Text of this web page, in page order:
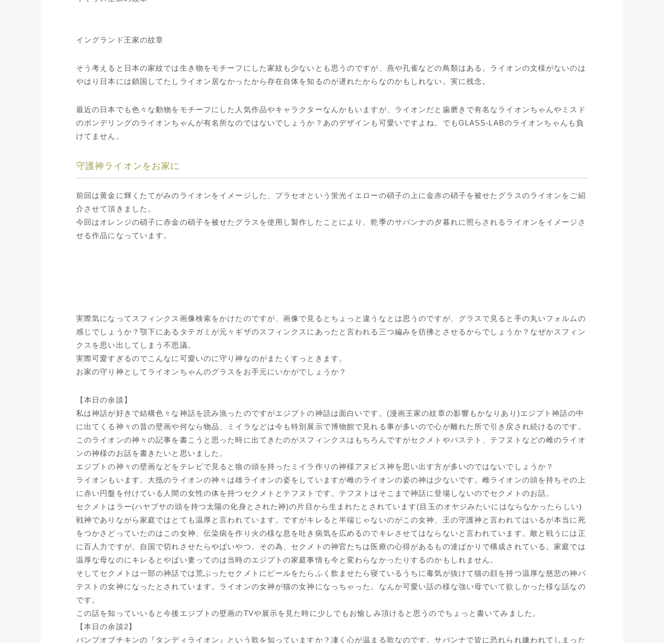
イングランド王家の紋章
そう考えると日本の家紋では生き物をモチーフにした家紋も少ないとも思うのですが、燕や孔雀などの鳥類はある。ライオンの文様がないのは
やはり日本には鎖国してたしライオン居なかったから存在自体を知るのが遅れたからなのかもしれない。実に残念。
最近の日本でも色々な動物をモチーフにした人気作品やキャラクターなんかもいますが、ライオンだと歯磨きで有名なライオンちゃんやミスド
のポンデリングのライオンちゃんが有名所なのではないでしょうか？あのデザインも可愛いですよね。でもGLASS-LABのライオンちゃんも負
けてません。
守護神ライオンをお家に
前回は黄金に輝くたてがみのライオンをイメージした、プラセオという蛍光イエローの硝子の上に金赤の硝子を被せたグラスのライオンをご紹
介させて頂きました。
今回はオレンジの硝子に赤金の硝子を被せたグラスを使用し製作したことにより、乾季のサバンナの夕暮れに照らされるライオンをイメージさ
せる作品になっています。
実際気になってスフィンクス画像検索をかけたのですが、画像で見るとちょっと違うなとは思うのですが、グラスで見ると手の丸いフォルムの
感じでしょうか？顎下にあるタテガミが元々ギザのスフィンクスにあったと言われる三つ編みを彷彿とさせるからでしょうか？なぜかスフィン
クスを思い出してしまう不思議。
実際可愛すぎるのでこんなに可愛いのに守り神なのがまたくすっときます。
お家の守り神としてライオンちゃんのグラスをお手元にいかがでしょうか？
【本日の余談】
私は神話が好きで結構色々な神話を読み漁ったのですがエジプトの神話は面白いです。(漫画王家の紋章の影響もかなりあり)エジプト神話の中
に出てくる神々の昔の壁画や何なら物品、ミイラなどは今も特別展示で博物館で見れる事が多いので心が離れた所で引き戻され続けるのです。
このライオンの神々の記事を書こうと思った時に出てきたのがスフィンクスはもちろんですがセクメトやバステト、テフヌトなどの雌のライオ
ンの神様のお話を書きたいと思いました。
エジプトの神々の壁画などをテレビで見ると狼の頭を持ったミイラ作りの神様アヌビス神を思い出す方が多いのではないでしょうか？
ライオンもいます。大抵のライオンの神々は雄ライオンの姿をしていますが雌のライオンの姿の神は少ないです。雌ライオンの頭を持ちその上
に赤い円盤を付けている人間の女性の体を持つセクメトとテフヌトです。テフヌトはそこまで神話に登場しないのでセクメトのお話。
セクメトはラー(ハヤブサの頭を持つ太陽の化身とされた神)の片目から生まれたとされています(目玉のオヤジみたいにはならなかったらしい)
戦神でありながら家庭ではとても温厚と言われています。ですがキレると半端じゃないのがこの女神、王の守護神と言われてはいるが本当に死
をつかさどっていたのはこの女神、伝染病を作り火の様な息を吐き病気を広めるのでキレさせてはならないと言われています。敵と戦うには正
に百人力ですが。自国で切れさせたらやばいやつ。その為、セクメトの神官たちは医療の心得があるもの達ばかりで構成されている。家庭では
温厚な母なのにキレるとやばい妻ってのは当時のエジプトの家庭事情も今と変わらなかったりするのかもしれません。
そしてセクメトは一部の神話では荒ぶったセクメトにビールをたらふく飲ませたら寝ているうちに毒気が抜けて猫の顔を持つ温厚な慈悲の神パ
テストの女神になったとされています。ライオンの女神が猫の女神になっちゃった。なんか可愛い話の様な強い母でいて欲しかった様な話なの
です。
この話を知っていいると今後エジプトの壁画のTVや展示を見た時に少しでもお愉しみ頂けると思うのでちょっと書いてみました。
【本日の余談2】
バンプオブチキンの『タンディライオン』という歌を知っていますか？凄く心が温まる歌なのです。サバンナで皆に恐れられ嫌われてしまった